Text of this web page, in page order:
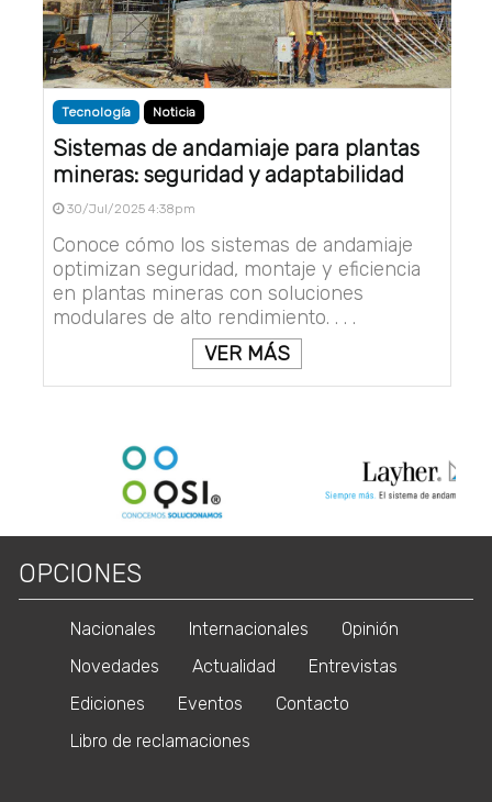
Tecnología Noticia
Sistemas de andamiaje para plantas
mineras: seguridad y adaptabilidad
30/Jul/2025 4:38pm
Conoce cómo los sistemas de andamiaje
optimizan seguridad, montaje y eficiencia
en plantas mineras con soluciones
modulares de alto rendimiento. . . .
VER MÁS
OPCIONES
Nacionales Internacionales
Opinión
Novedades
Actualidad
Entrevistas
Ediciones
Eventos
Contacto
Libro de reclamaciones